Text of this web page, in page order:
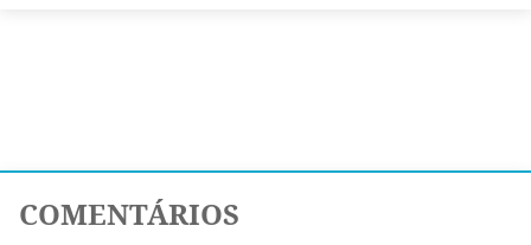
COMENTÁRIOS